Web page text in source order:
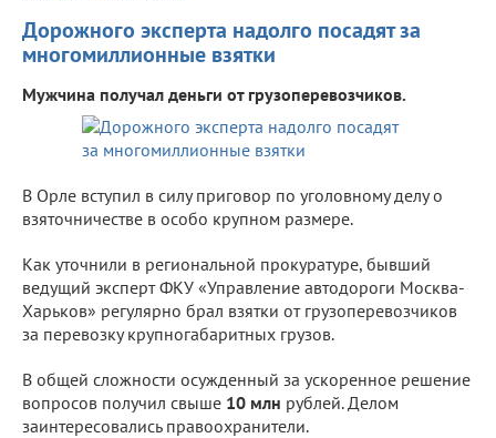
Дорожного эксперта надолго посадят за
многомиллионные взятки
Мужчина получал деньги от грузоперевозчиков.
В Орле вступил в силу приговор по уголовному делу о
взяточничестве в особо крупном размере.
Как уточнили в региональной прокуратуре, бывший
ведущий эксперт ФКУ «Управление автодороги Москва-
Харьков» регулярно брал взятки от грузоперевозчиков
за перевозку крупногабаритных грузов.
В общей сложности осужденный за ускоренное решение
вопросов получил свыше 10 млн рублей. Делом
заинтересовались правоохранители.